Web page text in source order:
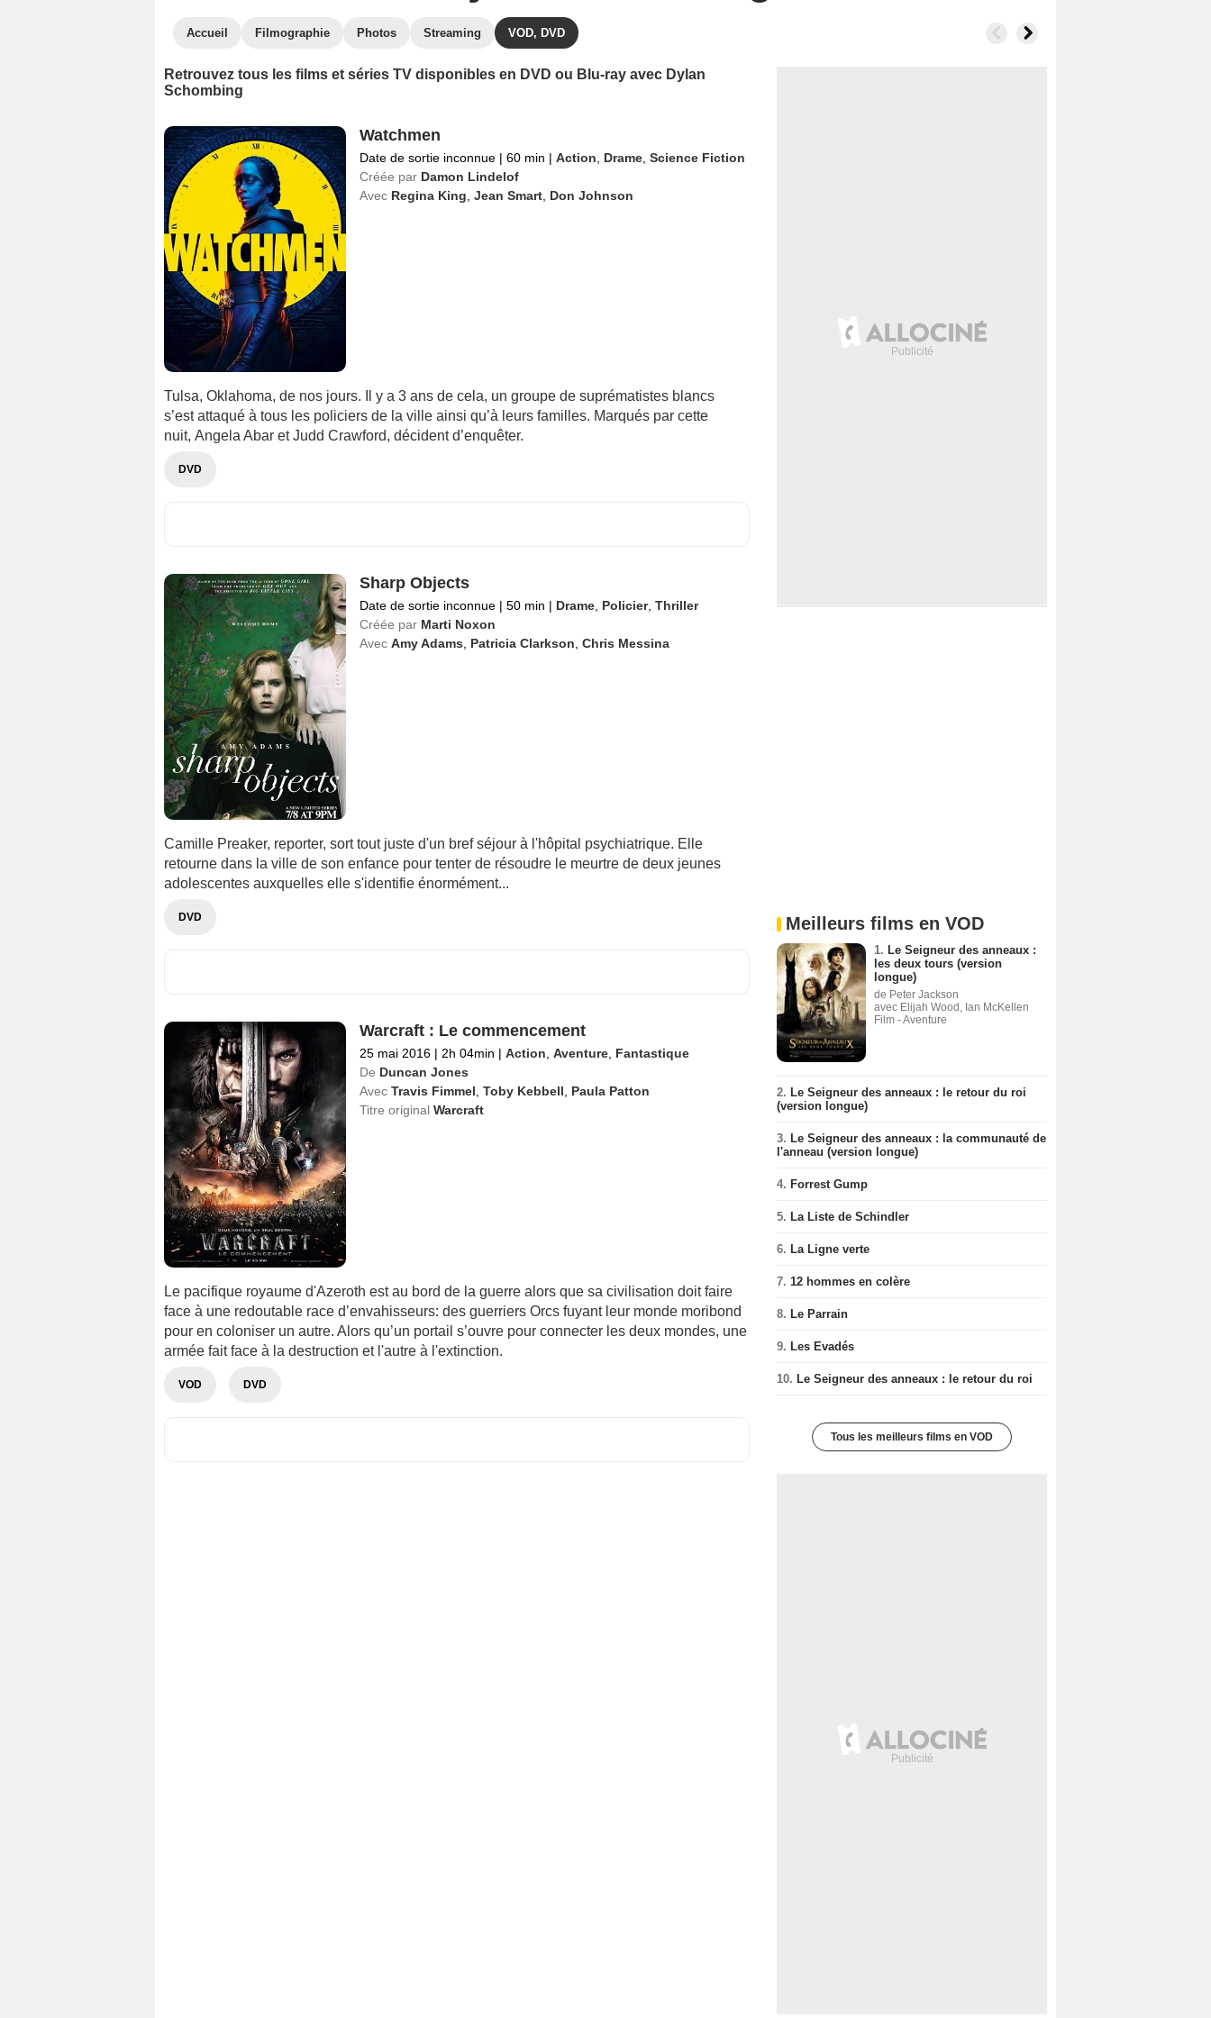
Accueil Filmographie Photos Streaming VOD, DVD
Retrouvez tous les films et séries TV disponibles en DVD ou Blu-ray avec Dylan
Schombing
Watchmen
Date de sortie inconnue | 60 min | Action Drame, Science Fiction
Créée par Damon Lindelof
Avec Regina King Jean Smart, Don Johnson
Tulsa, Oklahoma, de nos jours. Il y a 3 ans de cela, un groupe de suprématistes blancs
s’est attaqué à tous les policiers de la ville ainsi qu’à leurs familles. Marqués par cette
nuit, Angela Abar et Judd Crawford, décident d’enquêter.
DVD
Sharp Objects
Date de sortie inconnue | 50 min | Drame, Policier, Thriller
Créée par Marti Noxon
Avec Amy Adams Patricia Clarkson Chris Messina
Camille Preaker, reporter, sort tout juste d'un bref séjour à l'hôpital psychiatrique. Elle
retourne dans la ville de son enfance pour tenter de résoudre le meurtre de deux jeunes
adolescentes auxquelles elle s'identifie énormément...
DVD
Warcraft : Le commencement
25 mai 2016 | 2h 04min | Action Aventure, Fantastique
De Duncan Jones
Avec Travis Fimmel Toby Kebbell
Paula Patton
Titre original Warcraft
Le pacifique royaume d'Azeroth est au bord de la guerre alors que sa civilisation doit faire
face à une redoutable race d’envahisseurs: des guerriers Orcs fuyant leur monde moribond
pour en coloniser un autre. Alors qu’un portail s’ouvre pour connecter les deux mondes, une
armée fait face à la destruction et l'autre à l'extinction.
VOD DVD
Meilleurs films en VOD
1. Le Seigneur des anneaux :
les deux tours (version
longue)
de Peter Jackson
avec Elijah Wood, Ian McKellen
Film - Aventure
2. Le Seigneur des anneaux : le retour du roi
(version longue)
3. Le Seigneur des anneaux : la communauté de
l'anneau (version longue)
4. Forrest Gump
5. La Liste de Schindler
6. La Ligne verte
7. 12 hommes en colère
8. Le Parrain
9. Les Evadés
10. Le Seigneur des anneaux : le retour du roi
Tous les meilleurs films en VOD